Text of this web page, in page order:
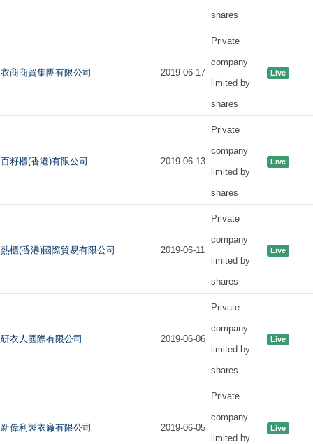
shares
衣商商貿集團有限公司 2019-06-17
Private
company
limited by
shares
Live
百籽櫃(香港)有限公司 2019-06-13
Private
company
limited by
shares
Live
熱櫃(香港)國際貿易有限公司 2019-06-11
Private
company
limited by
shares
Live
研衣人國際有限公司 2019-06-06
Private
company
limited by
shares
Live
新偉利製衣廠有限公司 2019-06-05
Private
company
limited by
Live